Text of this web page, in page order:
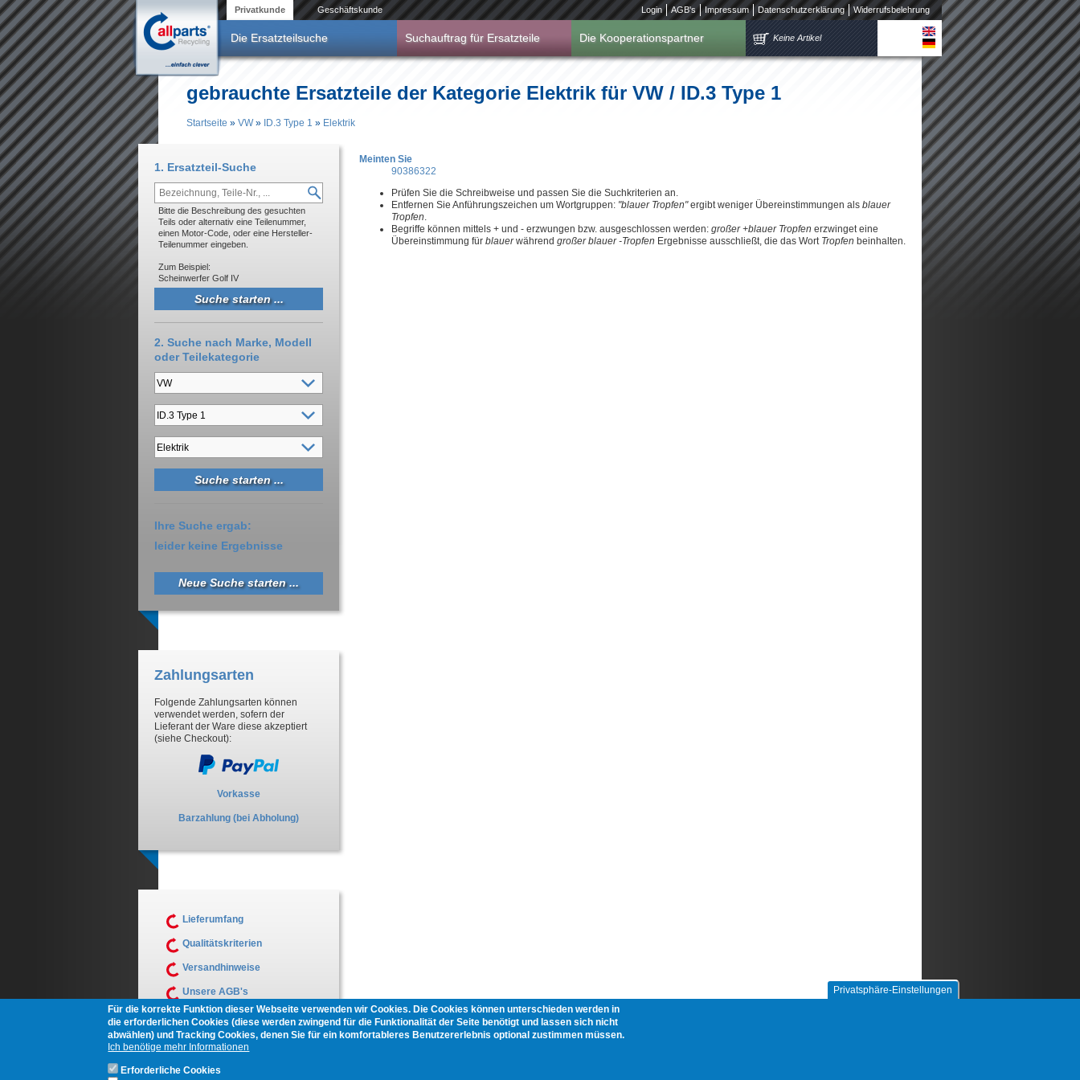
Direkt zum Inhalt Privatkunde Geschäftskunde Login AGB's Impressum Datenschutzerklärung Widerrufsbelehrung
Die Ersatzteilsuche Suchauftrag für Ersatzteile Die Kooperationspartner Keine Artikel
gebrauchte Ersatzteile der Kategorie Elektrik für VW / ID.3 Type 1
Startseite » VW» ID.3 Type 1 » Elektrik
Meinten Sie
90386322
Prüfen Sie die Schreibweise und passen Sie die Suchkriterien an.
Entfernen Sie Anführungszeichen um Wortgruppen: "blauer Tropfen"ergibt weniger Übereinstimmungen als blauer
Tropfen.
Begriffe können mittels + und - erzwungen bzw. ausgeschlossen werden: großer +blauer Tropfen erzwinget eine
Übereinstimmung für blauerwährend großer blauer -Tropfen Ergebnisse ausschließt, die das Wort Tropfen beinhalten.
1. Ersatzteil-Suche
Bitte die Beschreibung des gesuchten
Teils oder alternativ eine Teilenummer,
einen Motor-Code, oder eine Hersteller-
Teilenummer eingeben.
Zum Beispiel:
Scheinwerfer Golf IV
2. Suche nach Marke, Modell
oder Teilekategorie
Ihre Suche ergab:
leider keine Ergebnisse
Neue Suche starten ...
Zahlungsarten
Folgende Zahlungsarten können
verwendet werden, sofern der
Lieferant der Ware diese akzeptiert
(siehe Checkout):
Vorkasse
Barzahlung (bei Abholung)
Lieferumfang
Qualitätskriterien
Versandhinweise
Unsere AGB's
Muster Widerrufsformular
Privatsphäre-Einstellungen
Für die korrekte Funktion dieser Webseite verwenden wir Cookies. Die Cookies können unterschieden werden in
die erforderlichen Cookies (diese werden zwingend für die Funktionalität der Seite benötigt und lassen sich nicht
abwählen) und Tracking Cookies, denen Sie für ein komfortableres Benutzererlebnis optional zustimmen müssen.
Ich benötige mehr Informationen
Erforderliche Cookies